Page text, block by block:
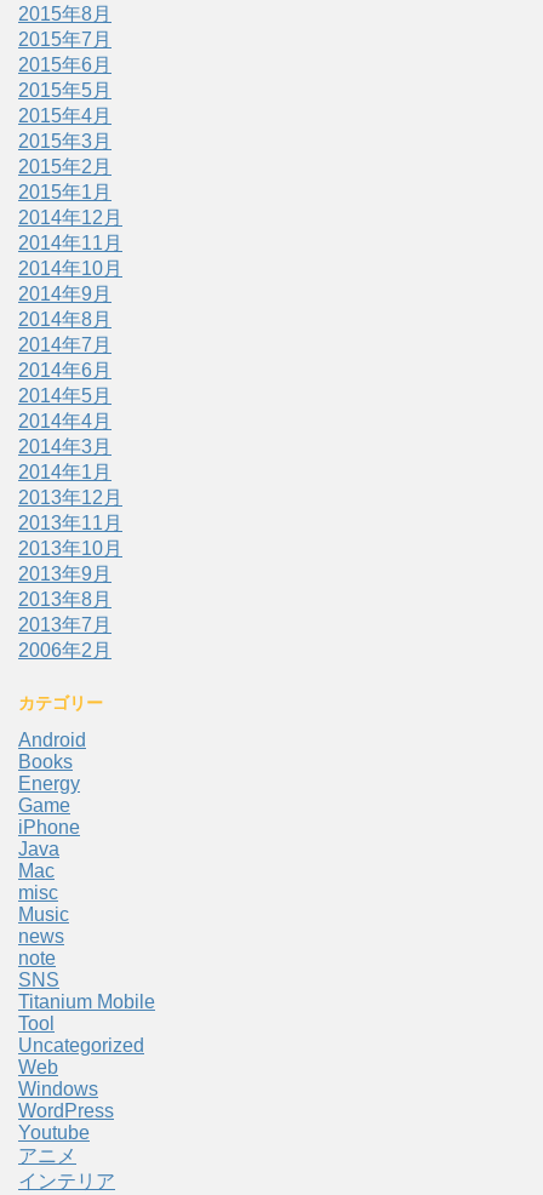
2015年8月
2015年7月
2015年6月
2015年5月
2015年4月
2015年3月
2015年2月
2015年1月
2014年12月
2014年11月
2014年10月
2014年9月
2014年8月
2014年7月
2014年6月
2014年5月
2014年4月
2014年3月
2014年1月
2013年12月
2013年11月
2013年10月
2013年9月
2013年8月
2013年7月
2006年2月
カテゴリー
Android
Books
Energy
Game
iPhone
Java
Mac
misc
Music
news
note
SNS
Titanium Mobile
Tool
Uncategorized
Web
Windows
WordPress
Youtube
アニメ
インテリア